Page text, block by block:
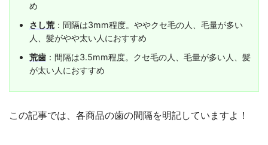
め
さし荒：間隔は3mm程度。ややクセ毛の人、毛量が多い
人、髪がやや太い人におすすめ
荒歯：間隔は3.5mm程度。クセ毛の人、毛量が多い人、髪
が太い人におすすめ
この記事では、各商品の歯の間隔を明記していますよ！